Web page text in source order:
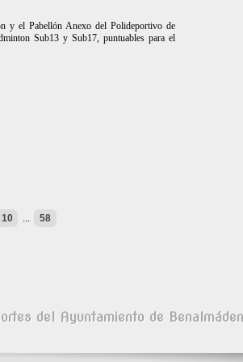
y el Pabellón Anexo del Polideportivo de
Sub13 y Sub17, puntuables para el
10 58
del Ayuntamiento de